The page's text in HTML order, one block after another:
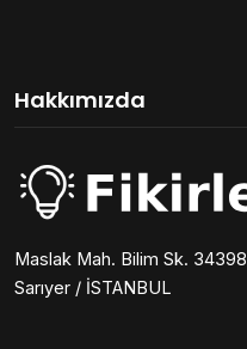
Hakkımızda
Maslak Mah. Bilim Sk. 34398
Sarıyer / İSTANBUL